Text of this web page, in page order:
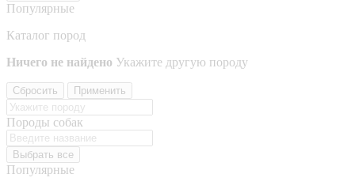
Популярные
Каталог пород
Ничего не найдено Укажите другую породу
Сбросить Применить
Породы собак
Выбрать все
Популярные